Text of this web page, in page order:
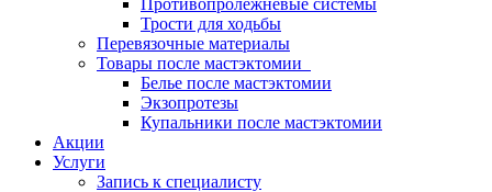
Противопролежневые системы
Трости для ходьбы
Перевязочные материалы
Товары после мастэктомии
Белье после мастэктомии
Экзопротезы
Купальники после мастэктомии
Акции
Услуги
Запись к специалисту